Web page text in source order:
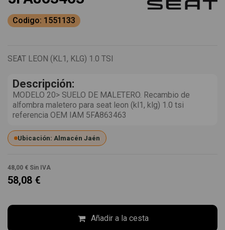
Codigo: 1551133
SEAT LEON (KL1, KLG) 1.0 TSI
Descripción:
MODELO 20> SUELO DE MALETERO. Recambio de
alfombra maletero para seat leon (kl1, klg) 1.0 tsi
referencia OEM IAM 5FA863463
Ubicación: Almacén Jaén
48,00 € Sin IVA
58,08 €
Añadir a la cesta